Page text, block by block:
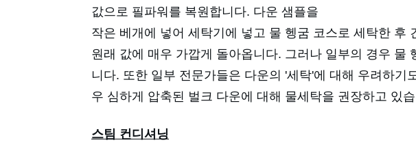
값으로 필파워를 복원합니다. 다운 샘플을
작은 베개에 넣어 세탁기에 넣고 물 헹굼 코스로 세탁한 후
원래 값에 매우 가깝게 돌아옵니다. 그러나 일부의 경우
니다. 또한 일부 전문가들은 다운의 '세탁'에 대해 우려하
우 심하게 압축된 벌크 다운에 대해 물세탁을 권장하고 있
스팀 컨디셔닝